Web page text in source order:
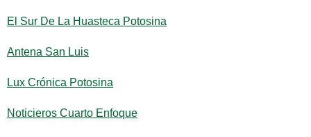
El Sur De La Huasteca Potosina
Antena San Luis
Lux Crónica Potosina
Noticieros Cuarto Enfoque